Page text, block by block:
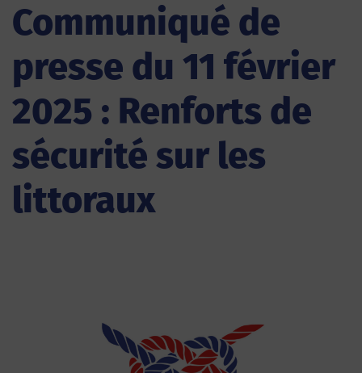
Communiqué de
presse du 11 février
2025 : Renforts de
sécurité sur les
littoraux